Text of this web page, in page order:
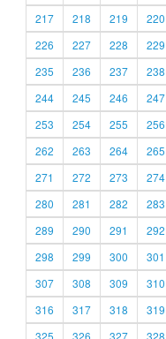
217
218 219 220
226
227 228 229
235
236 237 238
244
245 246 247
253
254 255 256
262
263 264 265
271
272 273 274
280
281 282 283
289
290 291 292
298
299 300 301
307
308 309 310
316
317 318 319
325
326 327 328